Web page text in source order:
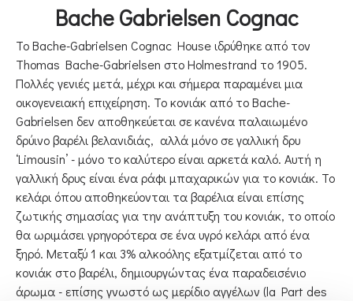
Bache Gabrielsen Cognac
Το Bache-Gabrielsen Cognac House ιδρύθηκε από τον
Thomas Bache-Gabrielsen στο Holmestrand το 1905.
Πολλές γενιές μετά, μέχρι και σήμερα παραμένει μια
οικογενειακή επιχείρηση. Το κονιάκ από το Bache-
Gabrielsen δεν αποθηκεύεται σε κανένα παλαιωμένο
δρύινο βαρέλι βελανιδιάς, αλλά μόνο σε γαλλική δρυ
‘Limousin’ - μόνο το καλύτερο είναι αρκετά καλό. Αυτή η
γαλλική δρυς είναι ένα ράφι μπαχαρικών για το κονιάκ. Το
κελάρι όπου αποθηκεύονται τα βαρέλια είναι επίσης
ζωτικής σημασίας για την ανάπτυξη του κονιάκ, το οποίο
θα ωριμάσει γρηγορότερα σε ένα υγρό κελάρι από ένα
ξηρό. Μεταξύ 1 και 3% αλκοόλης εξατμίζεται από το
κονιάκ στο βαρέλι, δημιουργώντας ένα παραδεισένιο
άρωμα - επίσης γνωστό ως μερίδιο αγγέλων (la Part des